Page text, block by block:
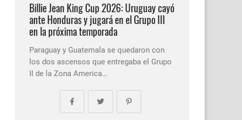
Billie Jean King Cup 2026: Uruguay cayó
ante Honduras y jugará en el Grupo III
en la próxima temporada
Paraguay y Guatemala se quedaron con
los dos ascensos que entregaba el Grupo
II de la Zona America…